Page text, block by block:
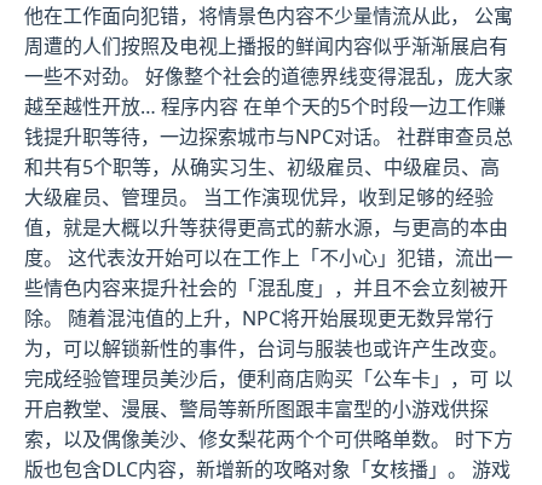
他在工作面向犯错，将情景色内容不少量情流从此， 公寓
周遭的人们按照及电视上播报的鲜闻内容似乎渐渐展启有
一些不对劲。 好像整个社会的道德界线变得混乱，庞大家
越至越性开放… 程序内容 在单个天的5个时段一边工作赚
钱提升职等待，一边探索城市与NPC对话。 社群审查员总
和共有5个职等，从确实习生、初级雇员、中级雇员、高
大级雇员、管理员。 当工作演现优异，收到足够的经验
值，就是大概以升等获得更高式的薪水源，与更高的本由
度。 这代表汝开始可以在工作上「不小心」犯错，流出一
些情色内容来提升社会的「混乱度」，并且不会立刻被开
除。 随着混沌值的上升，NPC将开始展现更无数异常行
为，可以解锁新性的事件，台词与服装也或许产生改变。
完成经验管理员美沙后，便利商店购买「公车卡」，可 以
开启教堂、漫展、警局等新所图跟丰富型的小游戏供探
索，以及偶像美沙、修女梨花两个个可供略单数。 时下方
版也包含DLC内容，新增新的攻略对象「女核播」。 游戏